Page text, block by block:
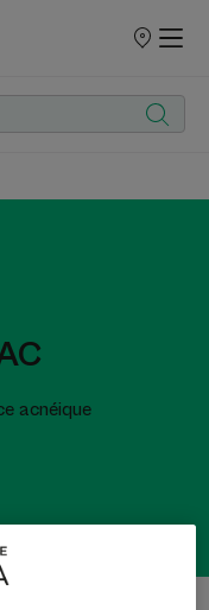
POINTS
acnéique